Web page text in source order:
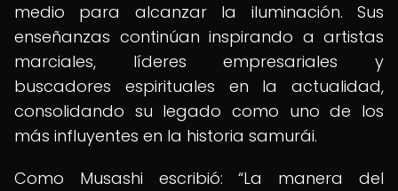
medio para alcanzar la iluminación. Sus
enseñanzas continúan inspirando a artistas
marciales, líderes empresariales y
buscadores espirituales en la actualidad,
consolidando su legado como uno de los
más influyentes en la historia samurái.
Como Musashi escribió: La manera del